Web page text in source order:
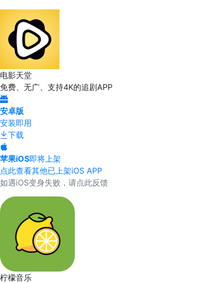
电影天堂
免费、无广、支持4K的追剧APP
安卓版
安装即用
下载
苹果iOS即将上架
点此查看其他已上架iOS APP
如遇iOS变身失败，请点此反馈
柠檬音乐